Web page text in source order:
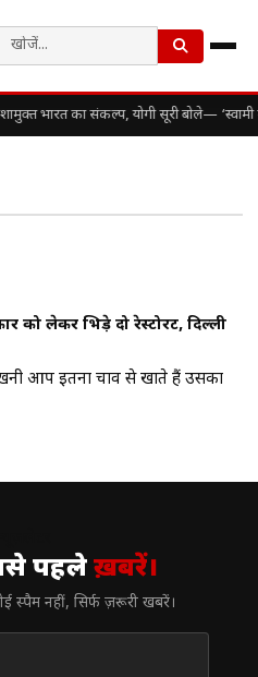
नशामुक्त भारत का संकल्प, योगी सूरी बोले—
को लेकर भिड़े दो रेस्टोरेंट, दिल्ली
आप इतना चाव से खाते हैं उसका
पहलेख़बरें।
स्पैम नहीं, सिर्फ ज़रूरी खबरें।